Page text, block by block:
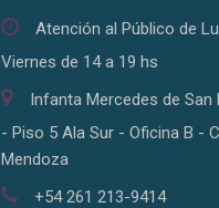
Atención al Público de
Viernes de 14 a 19 hs
Infanta Mercedes de San
- Piso 5 Ala Sur - Oficina B -
Mendoza
+54 261 213-9414